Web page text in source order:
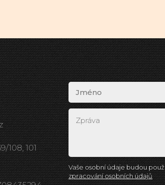
108, 101
Vaše osobní údaje budou
zpracování osobních údajů